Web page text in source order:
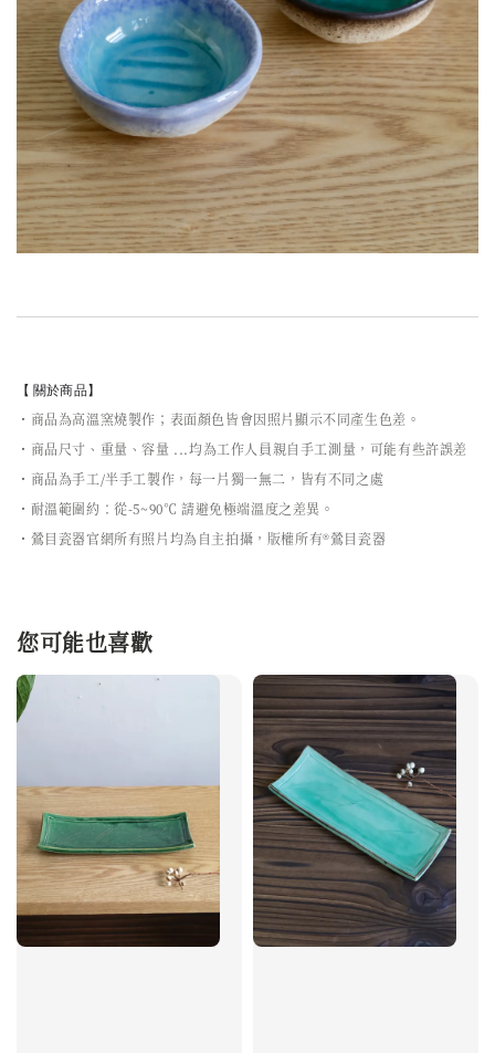
【 關於商品】
・商品為高溫窯燒製作；表面顏色皆會因照片顯示不同產生色差。
・商品尺寸、重量、容量 ...均為工作人員親自手工測量，可能有些許誤差
・商品為手工/半手工製作，每一片獨一無二，皆有不同之處
・耐溫範圍約：從-5~90℃ 請避免極端溫度之差異。
・鶯目瓷器官網所有照片均為自主拍攝，版權所有®鶯目瓷器
您可能也喜歡